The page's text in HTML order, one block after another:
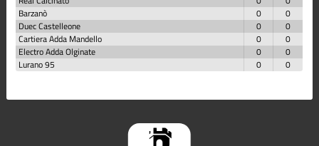
Barzanò
0
0
Duec Castelleone
0
0
Cartiera Adda Mandello
0
0
Electro Adda Olginate
0
0
Lurano 95
0 0